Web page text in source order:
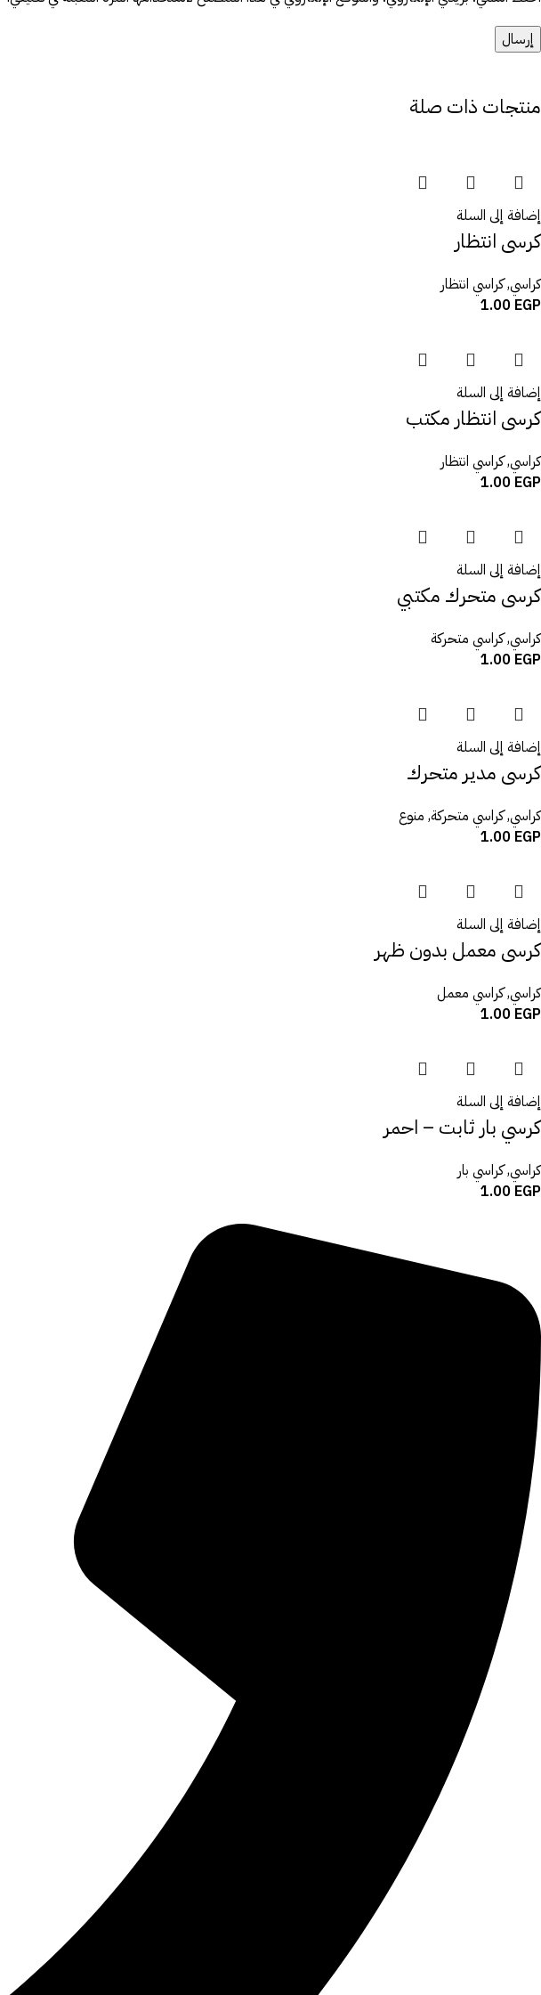
منتجات ذات صلة
إضافة إلى السلة
كرسى انتظار
كراسي,كراسي انتظار
1.00 EGP
إضافة إلى السلة
كرسى انتظار مكتب
كراسي,كراسي انتظار
1.00 EGP
إضافة إلى السلة
كرسى متحرك مكتبي
كراسي,كراسي متحركة
1.00 EGP
إضافة إلى السلة
كرسى مدير متحرك
كراسي,كراسي متحركة, منوع
1.00 EGP
إضافة إلى السلة
كرسى معمل بدون ظهر
كراسي,كراسي معمل
1.00 EGP
إضافة إلى السلة
كرسي بار ثابت – احمر
كراسي,كراسي بار
1.00 EGP